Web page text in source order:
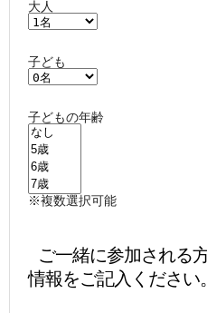
大人
子ども
子どもの年齢
※複数選択可能
情報をご記入ください。